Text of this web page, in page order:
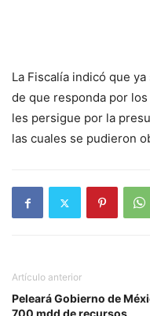
La Fiscalía indicó que
de que responda por
les persigue por la
las cuales se pudieron
Artículo anterior
Peleará Gobierno de